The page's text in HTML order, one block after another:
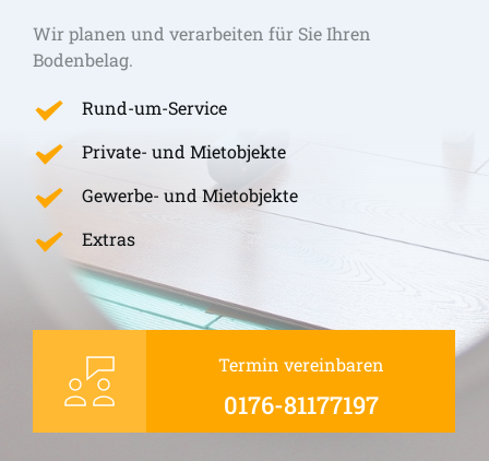
Wir planen und verarbeiten für Sie Ihren
Bodenbelag.
Rund-um-Service
Private- und Mietobjekte
Gewerbe- und Mietobjekte
Extras
Termin vereinbaren
0176-81177197